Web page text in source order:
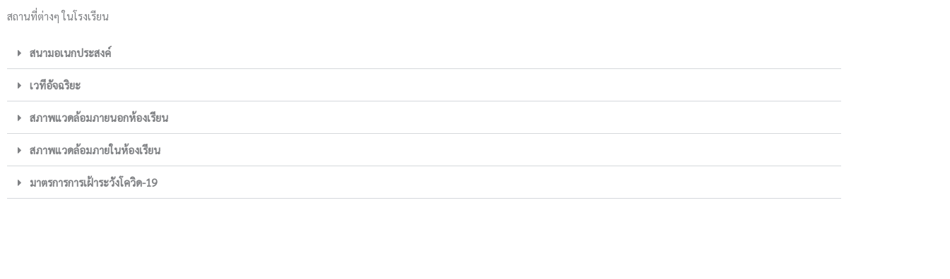
สถานที่ต่างๆ ในโรงเรียน
สนามอเนกประสงค์
เวทีอัจฉริยะ
สภาพแวดล้อมภายนอกห้องเรียน
สภาพแวดล้อมภายในห้องเรียน
มาตรการการเฝ้าระวังโควิด-19